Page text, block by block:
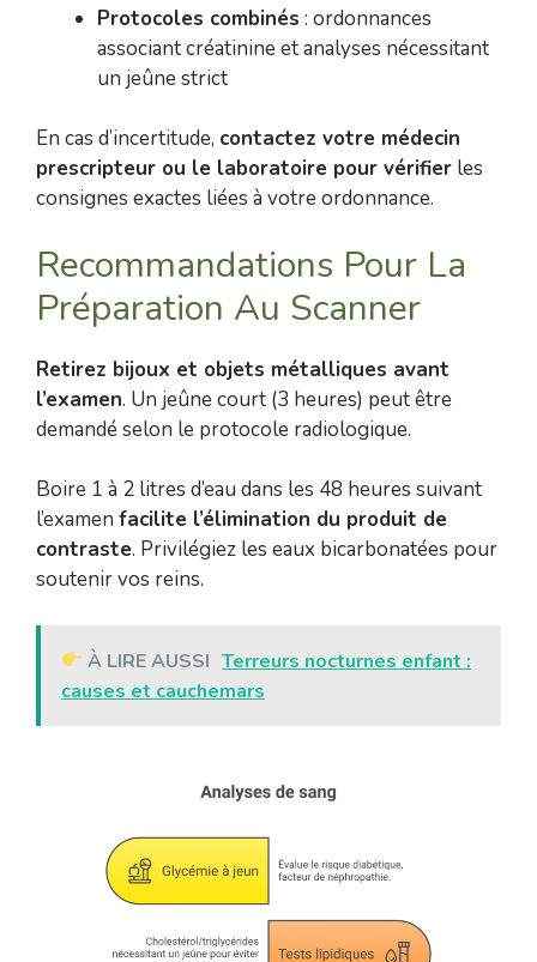
Protocoles combinés : ordonnances
associant créatinine et analyses nécessitant
un jeûne strict
En cas d’incertitude, contactez votre médecin
prescripteur ou le laboratoire pour vérifier les
consignes exactes liées à votre ordonnance.
Recommandations Pour La
Préparation Au Scanner
Retirez bijoux et objets métalliques avant
l’examen. Un jeûne court (3 heures) peut être
demandé selon le protocole radiologique.
Boire 1 à 2 litres d’eau dans les 48 heures suivant
l’examen facilite l’élimination du produit de
contraste. Privilégiez les eaux bicarbonatées pour
soutenir vos reins.
À LIRE AUSSI Terreurs nocturnes enfant :
causes et cauchemars